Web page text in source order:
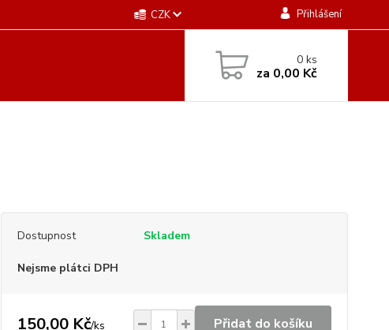
CZK Přihlášení
0ks
za 0,00 Kč
Dostupnost Skladem
Nejsme plátci DPH
150,00 Kč/ks Přidat do košíku